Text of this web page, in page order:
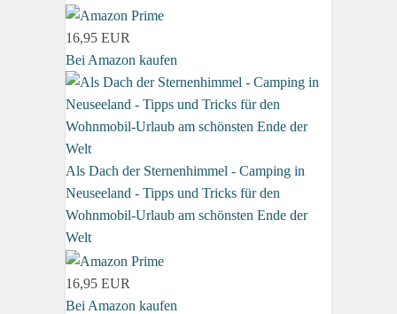
16,95 EUR
Bei Amazon kaufen
Als Dach der Sternenhimmel - Camping in
Neuseeland - Tipps und Tricks für den
Wohnmobil-Urlaub am schönsten Ende der
Welt
16,95 EUR
Bei Amazon kaufen